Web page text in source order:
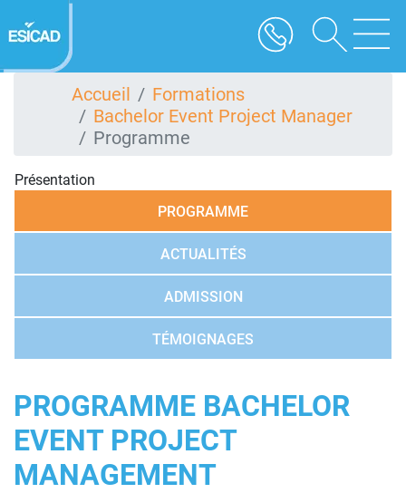
au
contenu
Accueil
Formations
Bachelor Event Project Manager
Programme
Présentation
PROGRAMME
ACTUALITÉS
ADMISSION
TÉMOIGNAGES
PROGRAMME BACHELOR
EVENT PROJECT
MANAGEMENT